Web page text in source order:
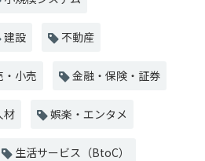
建設 不動産
・小売 金融・保険・証券
材 娯楽・エンタメ
生活サービス（BtoC）